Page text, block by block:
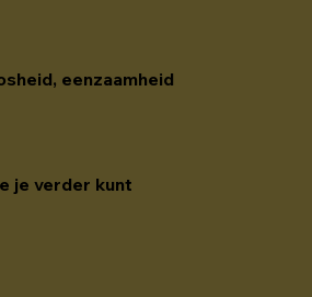
eenzaamheid
je verder kunt